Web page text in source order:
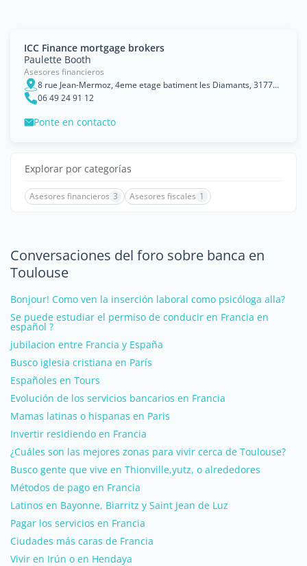
ICC Finance mortgage brokers
Paulette Booth
Asesores financieros
8 rue Jean-Mermoz, 4eme etage batiment les Diamants, 31770, Colomiers
06 49 24 91 12
Ponte en contacto
Explorar por categorías
Asesores financieros 3 Asesores fiscales 1
Conversaciones del foro sobre banca en
Toulouse
Bonjour! Como ven la inserción laboral como psicóloga alla?
Se puede estudiar el permiso de conducir en Francia en
español ?
jubilacion entre Francia y España
Busco iglesia cristiana en París
Españoles en Tours
Evolución de los servicios bancarios en Francia
Mamas latinas o hispanas en Paris
Invertir residiendo en Francia
¿Cuáles son las mejores zonas para vivir cerca de Toulouse?
Busco gente que vive en Thionville,yutz, o alrededores
Métodos de pago en Francia
Latinos en Bayonne, Biarritz y Saint Jean de Luz
Pagar los servicios en Francia
Ciudades más caras de Francia
Vivir en Irún o en Hendaya